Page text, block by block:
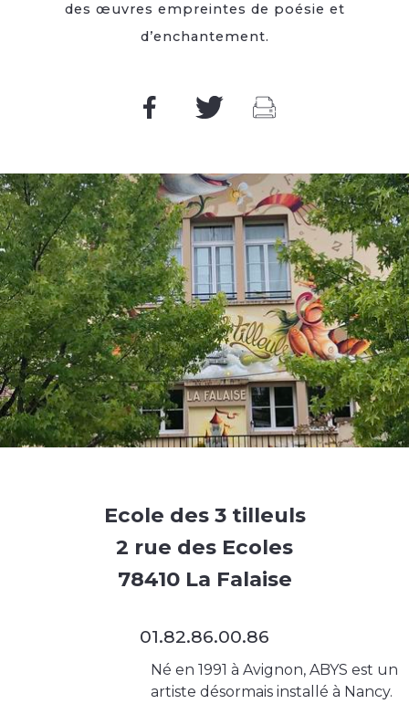
des œuvres empreintes de poésie et
d’enchantement.
Ecole des 3 tilleuls
2 rue des Ecoles
78410 La Falaise
01.82.86.00.86
Né en 1991 à Avignon, ABYS est un
artiste désormais installé à Nancy.